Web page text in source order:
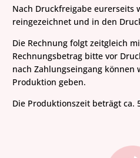
Nach Druckfreigabe eurerseits
reingezeichnet und in den
Die Rechnung folgt zeitgleich
Rechnungsbetrag bitte vor
nach Zahlungseingang können
Produktion geben.
Die Produktionszeit beträgt ca.